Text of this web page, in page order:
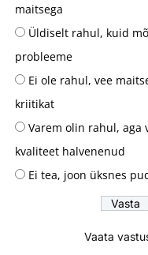
maitsega
Üldiselt rahul, kuid
probleeme
Ei ole rahul, vee
kriitikat
Varem olin rahul, aga
kvaliteet halvenenud
Ei tea, joon üksnes
Vaata